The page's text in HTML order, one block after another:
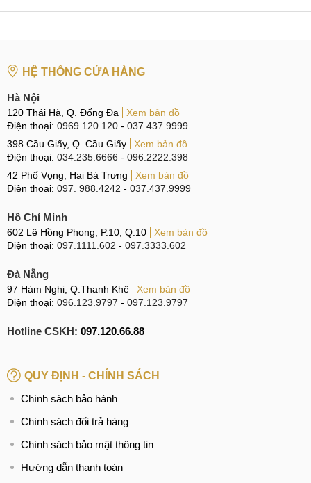
sạc
Sạc nhanh >
20W
Sạc nhanh >
20W
Sạc nhanh
45W
Pro Max và cuối cùng là Samsung S24 Plus. Màn hình của
S24 Plus cho trải nghiệm thoáng và thoải mái hơn cả. Trong
khi màn hình kích thước nhỏ của iPhone 15 Pro chỉ phù hợp
khi mang theo bên mình còn trải nghiệm không quá đã.
Camera trên cả 3 máy đều gần như ngang nhau, nhưng 2
mạng xã hội. Bên cạnh đó, khi Live Stream thì hình ảnh của
các sản phẩm iPhone vẫn chi tiết hơn, sắc nét hơn
Samsung S24 Plus.
Dung lượng pin và tốc độ sạc của Samsung S24 Plus vượt
iPhone 14 Pro Max. Trong khi 2 sản phẩm còn lại dung
Tuy không phải là sản phẩm vượt trội hơn toàn
nhất, camera chất lượng nhất.
Cách kiểm tra iPhone 15 Pro cũ trước khi
HỆ THỐNG CỬA HÀNG
Hà Nội
120 Thái Hà, Q. Đống Đa
Xem bản đồ
Điện thoại: 0969.120.120 - 037.437.9999
398 Cầu Giấy, Q. Cầu Giấy
Xem bản đồ
Điện thoại: 034.235.6666 - 096.2222.398
42 Phố Vọng, Hai Bà Trưng
Xem bản đồ
Điện thoại: 097. 988.4242 - 037.437.9999
Hồ Chí Minh
602 Lê Hồng Phong, P.10, Q.10
Xem bản đồ
Điện thoại: 097.1111.602 - 097.3333.602
Đà Nẵng
97 Hàm Nghi, Q.Thanh Khê
Xem bản đồ
Điện thoại: 096.123.9797 - 097.123.9797
Hotline CSKH: 097.120.66.88
QUY ĐỊNH - CHÍNH SÁCH
Chính sách bảo hành
Chính sách đổi trả hàng
Chính sách bảo mật thông tin
Hướng dẫn thanh toán